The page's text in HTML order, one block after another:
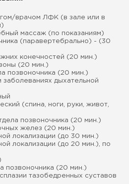
врачом ЛФК (в зале или в
массаж (по показаниям)
(паравертебрально) - (30
конечностей (20 мин.)
(20 мин.)
позвоночника (20 мин.)
дыхательной
(спина, ноги, руки, живот,
позвоночника (20 мин.)
желез (20 мин.)
локализации (до 30 мин.)
локализации (до 20 мин.), по
позвоночника (20 мин.)
тазобедренных суставов